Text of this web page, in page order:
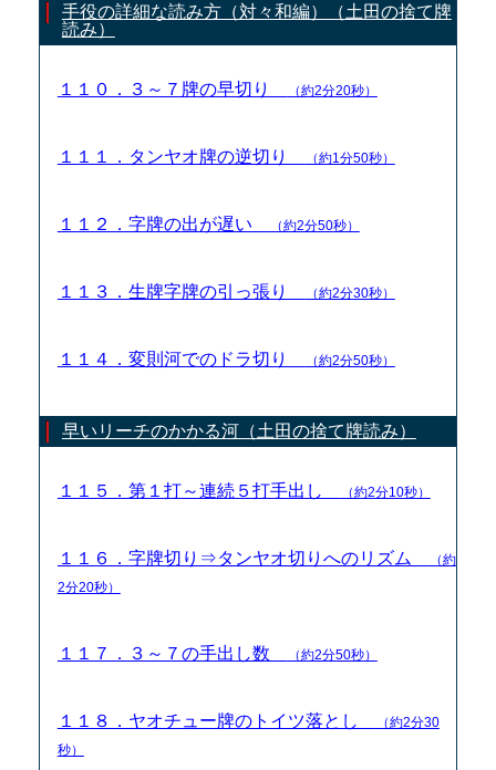
手役の詳細な読み方（対々和編）（土田の捨て牌
読み）
１１０．３～７牌の早切り （約2分20秒）
１１１．タンヤオ牌の逆切り （約1分50秒）
１１２．字牌の出が遅い （約2分50秒）
１１３．生牌字牌の引っ張り （約2分30秒）
１１４．変則河でのドラ切り （約2分50秒）
早いリーチのかかる河（土田の捨て牌読み）
１１５．第１打～連続５打手出し （約2分10秒）
１１６．字牌切り⇒タンヤオ切りへのリズム
（約
2分20秒）
１１７．３～７の手出し数 （約2分50秒）
１１８．ヤオチュー牌のトイツ落とし
（約2分30
秒）